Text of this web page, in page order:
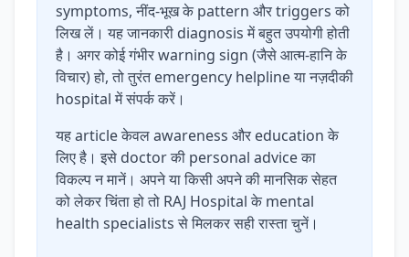
symptoms, नींद-भूख के pattern और triggers को
लिख लें। यह जानकारी diagnosis में बहुत उपयोगी होती
है। अगर कोई गंभीर warning sign (जैसे आत्म-हानि के
विचार) हो, तो तुरंत emergency helpline या नज़दीकी
hospital में संपर्क करें।
यह article केवल awareness और education के
लिए है। इसे doctor की personal advice का
विकल्प न मानें। अपने या किसी अपने की मानसिक सेहत
को लेकर चिंता हो तो RAJ Hospital के mental
health specialists से मिलकर सही रास्ता चुनें।